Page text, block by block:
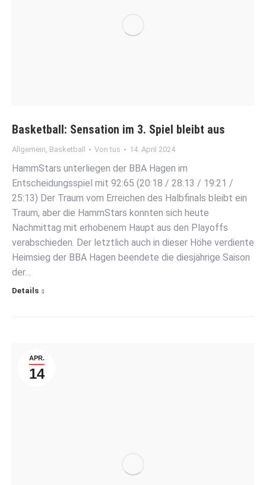
Basketball: Sensation im 3. Spiel bleibt aus
Allgemein Basketball Vontus 14. April 2024
HammStars unterliegen der BBA Hagen im
Entscheidungsspiel mit 92:65 (20:18 / 28:13 / 19:21 /
25:13) Der Traum vom Erreichen des Halbfinals bleibt ein
Traum, aber die HammStars konnten sich heute
Nachmittag mit erhobenem Haupt aus den Playoffs
verabschieden. Der letztlich auch in dieser Höhe verdiente
Heimsieg der BBA Hagen beendete die diesjährige Saison
der…
Details
APR.
14